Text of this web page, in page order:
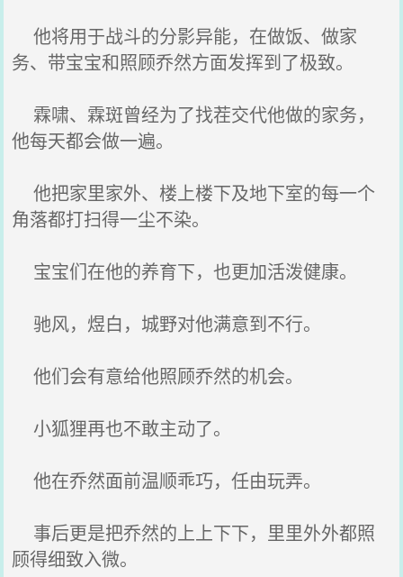
他将用于战斗的分影异能，在做饭、做家
务、带宝宝和照顾乔然方面发挥到了极致。
霖啸、霖斑曾经为了找茬交代他做的家务，
他每天都会做一遍。
他把家里家外、楼上楼下及地下室的每一个
角落都打扫得一尘不染。
宝宝们在他的养育下，也更加活泼健康。
驰风，煜白，城野对他满意到不行。
他们会有意给他照顾乔然的机会。
小狐狸再也不敢主动了。
他在乔然面前温顺乖巧，任由玩弄。
事后更是把乔然的上上下下，里里外外都照
顾得细致入微。